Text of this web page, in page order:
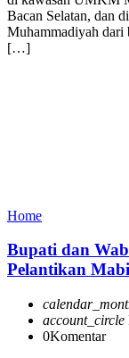
Bacan Selatan, dan
Muhammadiyah dari
[…]
Home
Bupati dan
Pelantikan
account_circle
0Komentar